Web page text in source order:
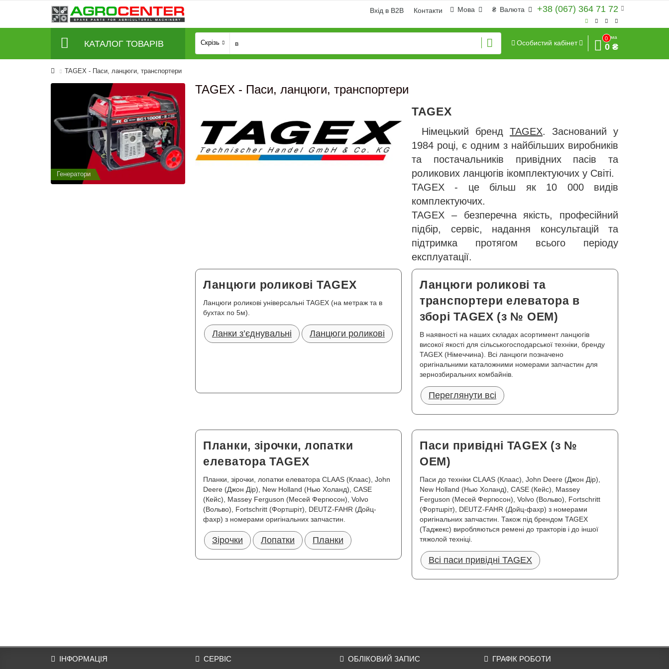
+38 (067) 364 71 72
₴ Валюта
Мова
Вхід в B2B Контакти
КАТАЛОГ ТОВАРІВ Скрізь Особистий кабінет
0
Сума
0 ₴
TAGEX - Паси, ланцюги, транспортери
Генератори
TAGEX - Паси, ланцюги, транспортери
TAGEX
Німецький бренд TAGEX. Заснований у
1984 році, є одним з найбільших виробників
та постачальників привідних пасів та
роликових ланцюгів ікомплектуючих у Світі.
TAGEX - це більш як 10 000 видів
комплектуючих.
TAGEX – безперечна якість, професійний
підбір, сервіс, надання консультацій та
підтримка протягом всього періоду
експлуатації.
Ланцюги роликові TAGEX
Ланцюги роликові універсальні TAGEX (на метраж та в
бухтах по 5м).
Ланки з’єднувальні Ланцюги роликові
Ланцюги роликові та
транспортери елеватора в
зборі TAGEX (з № OEM)
В наявності на наших складах асортимент ланцюгів
високої якості для сільськогосподарської техніки, бренду
TAGEX (Німеччина). Всі ланцюги позначено
оригінальними каталожними номерами запчастин для
зернозбиральних комбайнів.
Переглянути всі
Планки, зірочки, лопатки
елеватора TAGEX
Планки, зірочки, лопатки елеватора CLAAS (Клаас), John
Deere (Джон Дір), New Holland (Нью Холанд), CASE
(Кейс), Massey Ferguson (Месей Фергюсон), Volvo
(Вольво), Fortschritt (Фортшріт), DEUTZ-FAHR (Дойц-
фахр) з номерами оригінальних запчастин.
Зірочки Лопатки Планки
Паси привідні TAGEX (з №
OEM)
Паси до техніки CLAAS (Клаас), John Deere (Джон Дір),
New Holland (Нью Холанд), CASE (Кейс), Massey
Ferguson (Месей Фергюсон), Volvo (Вольво), Fortschritt
(Фортшріт), DEUTZ-FAHR (Дойц-фахр) з номерами
оригінальних запчастин. Також під брендом TAGEX
(Таджекс) виробляються ремені до тракторів і до іншої
тяжолой техніці.
Всі паси привідні TAGEX
ІНФОРМАЦІЯ СЕРВІС ОБЛІКОВИЙ ЗАПИС ГРАФІК РОБОТИ